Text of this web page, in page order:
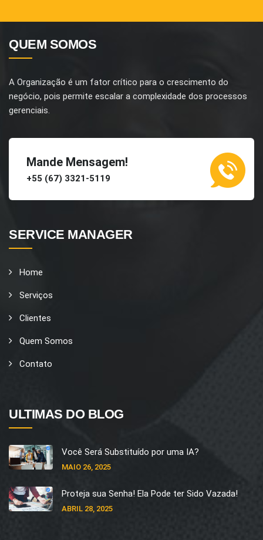
QUEM SOMOS
A Organização é um fator crítico para o crescimento do
negócio, pois permite escalar a complexidade dos processos
gerenciais.
Mande Mensagem!
+55 (67) 3321-5119
SERVICE MANAGER
Home
Serviços
Clientes
Quem Somos
Contato
ULTIMAS DO BLOG
Você Será Substituído por uma IA?
MAIO 26, 2025
Proteja sua Senha! Ela Pode ter Sido Vazada!
ABRIL 28, 2025